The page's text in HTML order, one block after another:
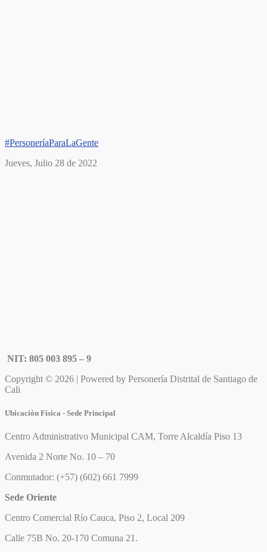
#PersoneríaParaLaGente
Jueves, Julio 28 de 2022
NIT: 805 003 895 – 9
Copyright © 2026 | Powered by Personería Distrital de Santiago de
Cali
Ubicación Física - Sede Principal
Centro Administrativo Municipal CAM, Torre Alcaldía Piso 13
Avenida 2 Norte No. 10 – 70
Conmutador: (+57) (602) 661 7999
Sede Oriente
Centro Comercial Río Cauca, Piso 2, Local 209
Calle 75B No. 20-170 Comuna 21.